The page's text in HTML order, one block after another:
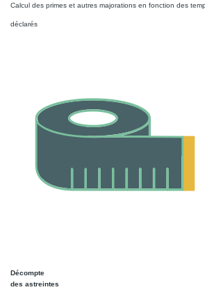
Calcul des primes et autres majorations en fonction des
déclarés
Décompte
des astreintes